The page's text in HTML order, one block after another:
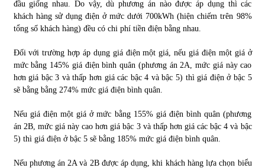
đầu giống nhau. Do vậy, dù phương án nào được áp dụng thì các
khách hàng sử dụng điện ở mức dưới 700kWh (hiện chiếm trên 98%
tổng số khách hàng) đều có chi phí tiền điện bằng nhau.
Đối với trường hợp áp dụng giá điện một giá, nếu giá điện một giá ở
mức bằng 145% giá điện bình quân (phương án 2A, mức giá này cao
hơn giá bậc 3 và thấp hơn giá các bậc 4 và bậc 5) thì giá điện ở bậc 5
sẽ bằng bằng 274% mức giá điện bình quân.
Nếu giá điện một giá ở mức bằng 155% giá điện bình quân (phương
án 2B, mức giá này cao hơn giá bậc 3 và thấp hơn giá các bậc 4 và bậc
5) thì giá điện ở bậc 5 sẽ bằng 185% mức giá điện bình quân.
Nếu phương án 2A và 2B được áp dụng, khi khách hàng lựa chọn biểu